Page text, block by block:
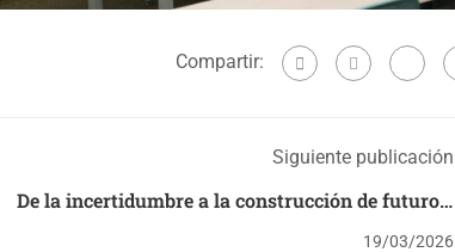
Compartir:
Siguiente publicación
De la incertidumbre a la construcción de futuros:
académico FEN UChile es finalista del Maurice
19/03/2026